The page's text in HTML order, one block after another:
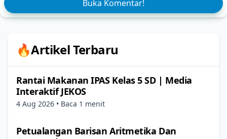
Buka Komentar!
🔥Artikel Terbaru
Rantai Makanan IPAS Kelas 5 SD | Media
Interaktif JEKOS
4 Aug 2026 • Baca 1 menit
Petualangan Barisan Aritmetika Dan